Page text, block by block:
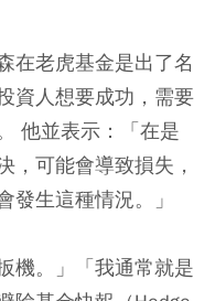
在老虎基金是出了名
資人想要成功，需要
他並表示：「在是
，可能會導致損失，
發生這種情況。」
機。」「我通常就是